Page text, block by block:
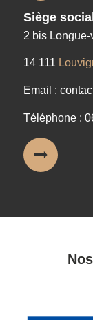
Siège
2 bis
14 111
Email :
Téléphone :